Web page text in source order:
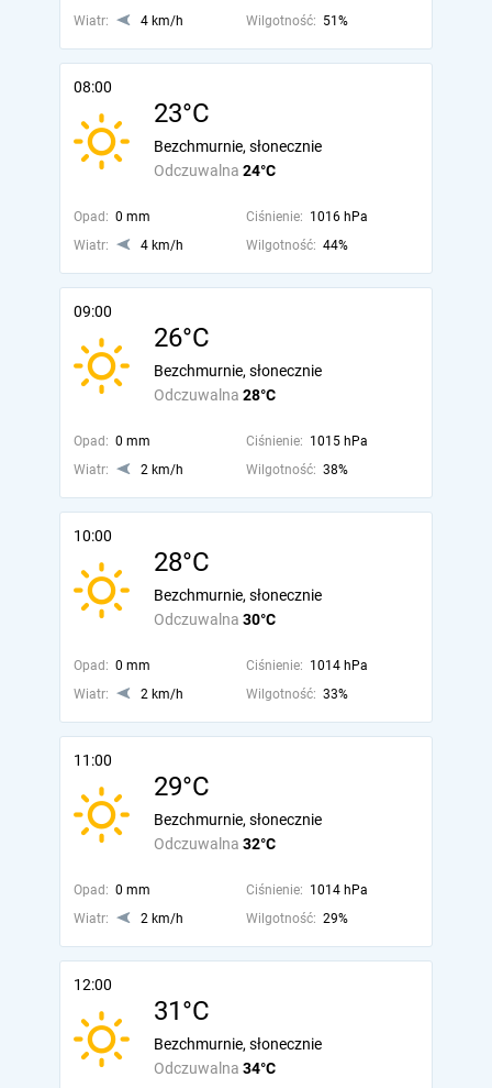
Wiatr: 4 km/h Wilgotność: 51%
08:00
23°C
Odczuwalna 24°C
Bezchmurnie, słonecznie
Opad: 0 mm Ciśnienie: 1016 hPa
Wiatr:
4 km/h Wilgotność: 44%
09:00
26°C
Odczuwalna 28°C
Bezchmurnie, słonecznie
Opad: 0 mm Ciśnienie: 1015 hPa
Wiatr:
2 km/h Wilgotność: 38%
10:00
28°C
Odczuwalna 30°C
Bezchmurnie, słonecznie
Opad: 0 mm Ciśnienie: 1014 hPa
Wiatr:
2 km/h Wilgotność: 33%
11:00
29°C
Odczuwalna 32°C
Bezchmurnie, słonecznie
Opad: 0 mm Ciśnienie: 1014 hPa
Wiatr:
2 km/h Wilgotność: 29%
12:00
31°C
Odczuwalna 34°C
Bezchmurnie, słonecznie